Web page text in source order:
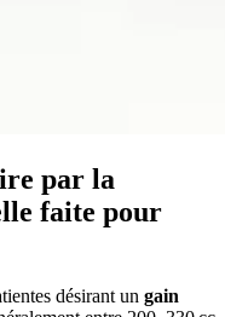
par la
faite pour
désirant un gain